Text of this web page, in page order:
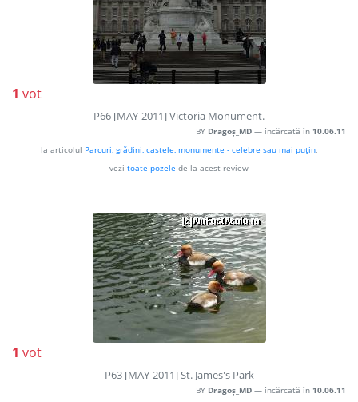
1 vot
P66 [MAY-2011] Victoria Monument.
BY Dragoș_MD — încărcată în 10.06.11
la articolul Parcuri, grădini, castele, monumente - celebre sau mai puţin,
vezi toate pozele de la acest review
1 vot
P63 [MAY-2011] St. James's Park
BY Dragoș_MD — încărcată în 10.06.11